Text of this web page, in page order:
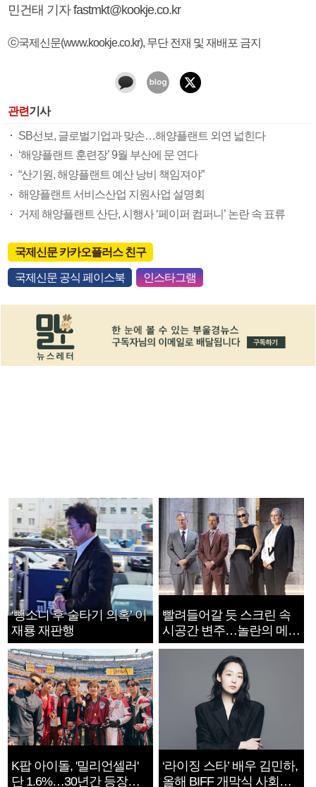
민건태 기자 fastmkt@kookje.co.kr
ⓒ국제신문(www.kookje.co.kr), 무단 전재 및 재배포 금지
관련기사
SB선보, 글로벌기업과 맞손…해양플랜트 외연 넓힌다
‘해양플랜트 훈련장’ 9월 부산에 문 연다
“산기원, 해양플랜트 예산 낭비 책임져야”
해양플랜트 서비스산업 지원사업 설명회
거제 해양플랜트 산단, 시행사 ‘페이퍼 컴퍼니’ 논란 속 표류
국제신문 카카오플러스 친구
국제신문 공식 페이스북 인스타그램
‘뺑소니 후 술타기 의혹’ 이
재룡 재판행
빨려들어갈 듯 스크린 속
시공간 변주…놀란의 메시
지는 ‘전쟁 속죄’
K팝 아이돌, '밀리언셀러'
단 1.6%…30년간 등장
‘라이징 스타’ 배우 김민하,
올해 BIFF 개막식 사회자